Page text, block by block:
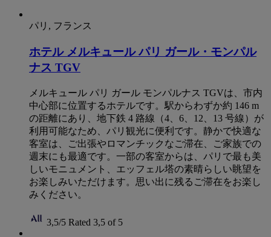
パリ, フランス
ホテル メルキュール パリ ガール・モンパル
ナス TGV
メルキュール パリ ガール モンパルナス TGVは、市内
中心部に位置するホテルです。駅からわずか約 146 m
の距離にあり、地下鉄 4 路線（4、6、12、13 号線）が
利用可能なため、パリ観光に便利です。静かで快適な
客室は、ご出張やロマンチックなご滞在、ご家族での
週末にも最適です。一部の客室からは、パリで最も美
しいモニュメント、エッフェル塔の素晴らしい眺望を
お楽しみいただけます。思い出に残るご滞在をお楽し
みください。
3,5/5 Rated 3,5 of 5